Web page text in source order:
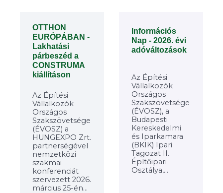
OTTHON
EURÓPÁBAN -
Lakhatási
párbeszéd a
CONSTRUMA
kiállításon
Az Építési
Vállalkozók
Országos
Szakszövetsége
(ÉVOSZ) a
HUNGEXPO Zrt.
partnerségével
nemzetközi
szakmai
konferenciát
szervezett 2026.
március 25-én...
Információs
Nap - 2026. évi
adóváltozások
Az Építési
Vállalkozók
Országos
Szakszövetsége
(ÉVOSZ), a
Budapesti
Kereskedelmi
és Iparkamara
(BKIK) Ipari
Tagozat II.
Építőipari
Osztálya,...